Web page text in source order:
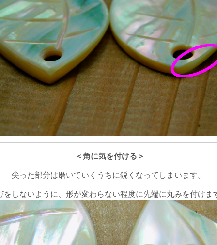
＜角に気を付ける＞
尖った部分は磨いていくうちに鋭くなってしまいます。
をしないように、形が変わらない程度に先端に丸みを付けま